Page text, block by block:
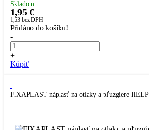
Skladom
1,95 €
1,63 bez DPH
Přidáno do košíku!
-
+
Kúpiť
FIXAPLAST náplasť na otlaky a pľuzgiere HELP